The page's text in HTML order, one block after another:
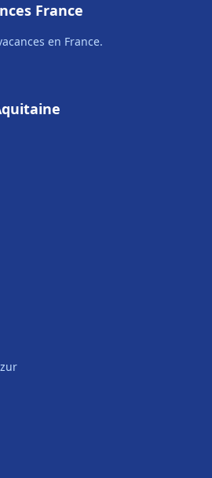
France
en France.